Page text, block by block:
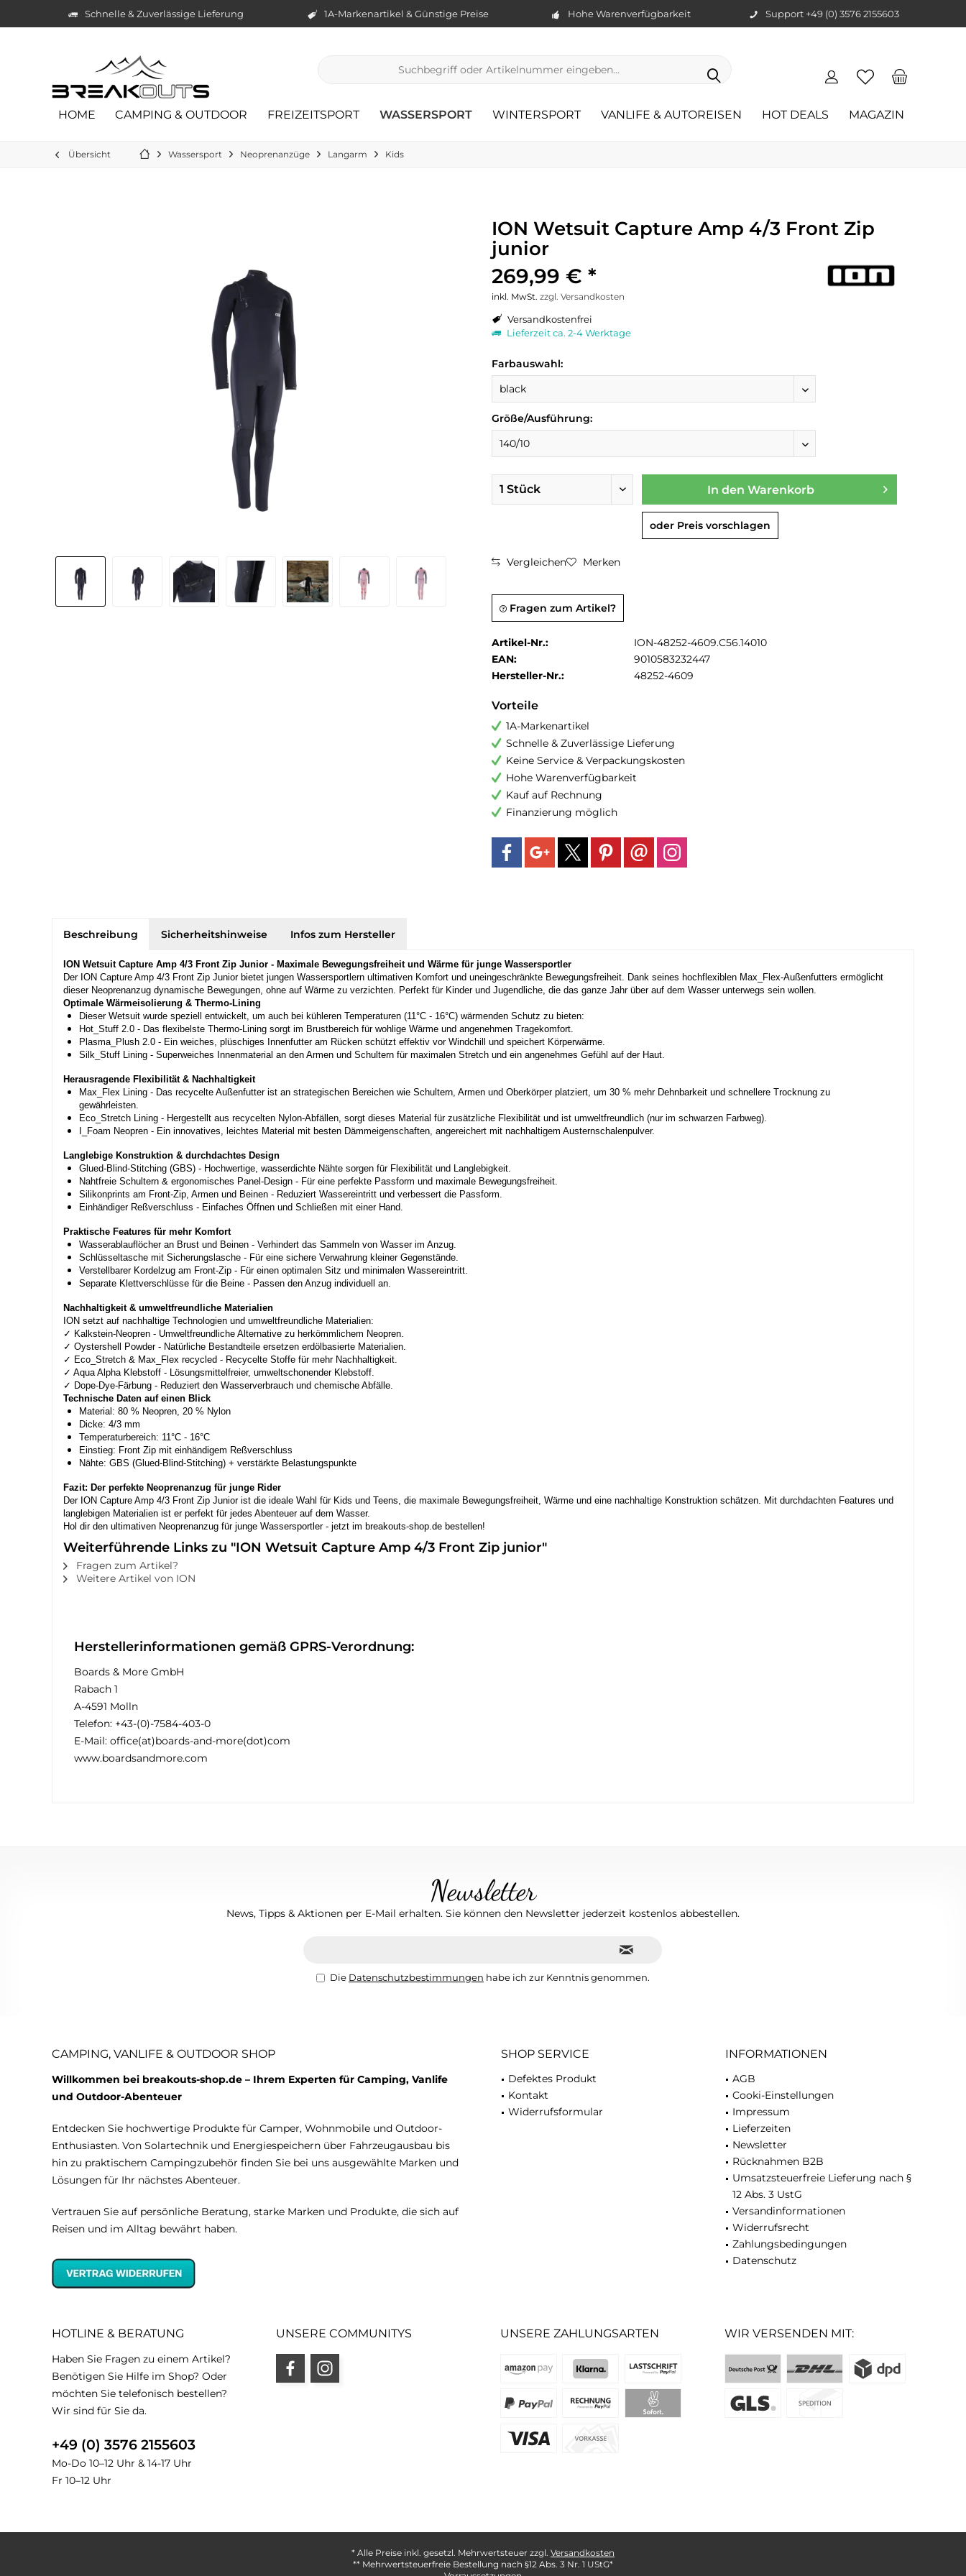
Schnelle & Zuverlässige Lieferung 1A-Markenartikel & Günstige Preise Hohe Warenverfügbarkeit Support +49 (0) 3576 2155603
HOME CAMPING & OUTDOOR FREIZEITSPORT WASSERSPORT WINTERSPORT VANLIFE & AUTOREISEN HOT DEALS MAGAZIN
Übersicht Wassersport Neoprenanzüge Langarm Kids
ION Wetsuit Capture Amp 4/3 Front Zip
junior
269,99 € *
inkl. MwSt. zzgl. Versandkosten
Versandkostenfrei
Lieferzeit ca. 2-4 Werktage
Farbauswahl:
Größe/Ausführung:
In den Warenkorb
oder Preis vorschlagen
Vergleichen Merken
Fragen zum Artikel?
Artikel-Nr.:
ION-48252-4609.C56.14010
EAN:
9010583232447
Hersteller-Nr.:
48252-4609
Vorteile
1A-Markenartikel
Schnelle & Zuverlässige Lieferung
Keine Service & Verpackungskosten
Hohe Warenverfügbarkeit
Kauf auf Rechnung
Finanzierung möglich
Beschreibung Sicherheitshinweise Infos zum Hersteller
ION Wetsuit Capture Amp 4/3 Front Zip Junior - Maximale Bewegungsfreiheit und Wärme für junge Wassersportler
Der ION Capture Amp 4/3 Front Zip Junior bietet jungen Wassersportlern ultimativen Komfort und uneingeschränkte Bewegungsfreiheit. Dank seines hochflexiblen Max_Flex-Außenfutters ermöglicht
dieser Neoprenanzug dynamische Bewegungen, ohne auf Wärme zu verzichten. Perfekt für Kinder und Jugendliche, die das ganze Jahr über auf dem Wasser unterwegs sein wollen.
Optimale Wärmeisolierung & Thermo-Lining
Dieser Wetsuit wurde speziell entwickelt, um auch bei kühleren Temperaturen (11°C - 16°C) wärmenden Schutz zu bieten:
Hot_Stuff 2.0 - Das flexibelste Thermo-Lining sorgt im Brustbereich für wohlige Wärme und angenehmen Tragekomfort.
Plasma_Plush 2.0 - Ein weiches, plüschiges Innenfutter am Rücken schützt effektiv vor Windchill und speichert Körperwärme.
Silk_Stuff Lining - Superweiches Innenmaterial an den Armen und Schultern für maximalen Stretch und ein angenehmes Gefühl auf der Haut.
Herausragende Flexibilität & Nachhaltigkeit
Max_Flex Lining - Das recycelte Außenfutter ist an strategischen Bereichen wie Schultern, Armen und Oberkörper platziert, um 30 % mehr Dehnbarkeit und schnellere Trocknung zu
gewährleisten.
Eco_Stretch Lining - Hergestellt aus recycelten Nylon-Abfällen, sorgt dieses Material für zusätzliche Flexibilität und ist umweltfreundlich (nur im schwarzen Farbweg).
I_Foam Neopren - Ein innovatives, leichtes Material mit besten Dämmeigenschaften, angereichert mit nachhaltigem Austernschalenpulver.
Langlebige Konstruktion & durchdachtes Design
Glued-Blind-Stitching (GBS) - Hochwertige, wasserdichte Nähte sorgen für Flexibilität und Langlebigkeit.
Nahtfreie Schultern & ergonomisches Panel-Design - Für eine perfekte Passform und maximale Bewegungsfreiheit.
Silikonprints am Front-Zip, Armen und Beinen - Reduziert Wassereintritt und verbessert die Passform.
Einhändiger Reßverschluss - Einfaches Öffnen und Schließen mit einer Hand.
Praktische Features für mehr Komfort
Wasserablauflöcher an Brust und Beinen - Verhindert das Sammeln von Wasser im Anzug.
Schlüsseltasche mit Sicherungslasche - Für eine sichere Verwahrung kleiner Gegenstände.
Verstellbarer Kordelzug am Front-Zip - Für einen optimalen Sitz und minimalen Wassereintritt.
Separate Klettverschlüsse für die Beine - Passen den Anzug individuell an.
Nachhaltigkeit & umweltfreundliche Materialien
ION setzt auf nachhaltige Technologien und umweltfreundliche Materialien:
✓ Kalkstein-Neopren - Umweltfreundliche Alternative zu herkömmlichem Neopren.
✓ Oystershell Powder - Natürliche Bestandteile ersetzen erdölbasierte Materialien.
✓ Eco_Stretch & Max_Flex recycled - Recycelte Stoffe für mehr Nachhaltigkeit.
✓ Aqua Alpha Klebstoff - Lösungsmittelfreier, umweltschonender Klebstoff.
✓ Dope-Dye-Färbung - Reduziert den Wasserverbrauch und chemische Abfälle.
Technische Daten auf einen Blick
Material: 80 % Neopren, 20 % Nylon
Dicke: 4/3 mm
Temperaturbereich: 11°C - 16°C
Einstieg: Front Zip mit einhändigem Reßverschluss
Nähte: GBS (Glued-Blind-Stitching) + verstärkte Belastungspunkte
Fazit: Der perfekte Neoprenanzug für junge Rider
Der ION Capture Amp 4/3 Front Zip Junior ist die ideale Wahl für Kids und Teens, die maximale Bewegungsfreiheit, Wärme und eine nachhaltige Konstruktion schätzen. Mit durchdachten Features und
langlebigen Materialien ist er perfekt für jedes Abenteuer auf dem Wasser.
Hol dir den ultimativen Neoprenanzug für junge Wassersportler - jetzt im breakouts-shop.de bestellen!
Weiterführende Links zu "ION Wetsuit Capture Amp 4/3 Front Zip junior"
Fragen zum Artikel?
Weitere Artikel von ION
Herstellerinformationen gemäß GPRS-Verordnung:
Boards & More GmbH
Rabach 1
A-4591 Molln
Telefon: +43-(0)-7584-403-0
E-Mail: office(at)boards-and-more(dot)com
www.boardsandmore.com
Newsletter
News, Tipps & Aktionen per E-Mail erhalten. Sie können den Newsletter jederzeit kostenlos abbestellen.
Die Datenschutzbestimmungen habe ich zur Kenntnis genommen.
CAMPING, VANLIFE & OUTDOOR SHOP
Willkommen bei breakouts-shop.de – Ihrem Experten für Camping, Vanlife
und Outdoor-Abenteuer
Entdecken Sie hochwertige Produkte für Camper, Wohnmobile und Outdoor-
Enthusiasten. Von Solartechnik und Energiespeichern über Fahrzeugausbau bis
hin zu praktischem Campingzubehör finden Sie bei uns ausgewählte Marken und
Lösungen für Ihr nächstes Abenteuer.
Vertrauen Sie auf persönliche Beratung, starke Marken und Produkte, die sich auf
Reisen und im Alltag bewährt haben.
SHOP SERVICE
Defektes Produkt
Kontakt
Widerrufsformular
INFORMATIONEN
AGB
Cooki-Einstellungen
Impressum
Lieferzeiten
Newsletter
Rücknahmen B2B
Umsatzsteuerfreie Lieferung nach §
12 Abs. 3 UstG
Versandinformationen
Widerrufsrecht
Zahlungsbedingungen
Datenschutz
HOTLINE & BERATUNG
Haben Sie Fragen zu einem Artikel?
Benötigen Sie Hilfe im Shop? Oder
möchten Sie telefonisch bestellen?
Wir sind für Sie da.
+49 (0) 3576 2155603
Mo-Do 10–12 Uhr & 14-17 Uhr
Fr 10–12 Uhr
UNSERE COMMUNITYS UNSERE ZAHLUNGSARTEN WIR VERSENDEN MIT:
* Alle Preise inkl. gesetzl. Mehrwertsteuer zzgl. Versandkosten
** Mehrwertsteuerfreie Bestellung nach §12 Abs. 3 Nr. 1 UStG*